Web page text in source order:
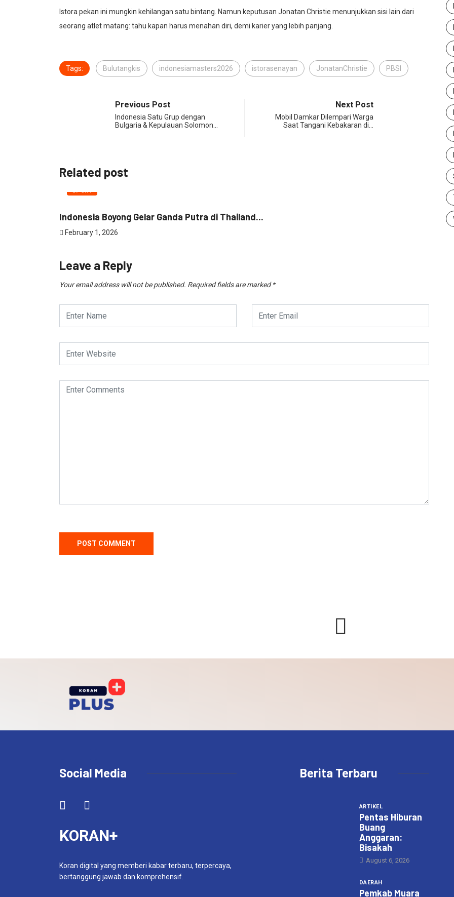
Istora pekan ini mungkin kehilangan satu bintang. Namun keputusan Jonatan Christie menunjukkan sisi lain dari
seorang atlet matang: tahu kapan harus menahan diri, demi karier yang lebih panjang.
Tags: Bulutangkis indonesiamasters2026 istorasenayan JonatanChristie PBSI
Previous Post
Indonesia Satu Grup dengan
Bulgaria & Kepulauan Solomon…
Next Post
Mobil Damkar Dilempari Warga
Saat Tangani Kebakaran di…
Related post
SPORT
Indonesia Boyong Gelar Ganda Putra di Thailand...
February 1, 2026
Leave a Reply
Your email address will not be published. Required fields are marked*
Social Media
KORAN+
Koran digital yang memberi kabar terbaru, terpercaya,
bertanggung jawab dan komprehensif.
Berita Terbaru
ARTIKEL
Pentas Hiburan
Buang
Anggaran:
Bisakah
August 6, 2026
DAERAH
Pemkab Muara